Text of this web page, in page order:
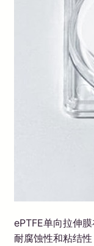
ePTFE单向拉伸
耐腐蚀性和粘结